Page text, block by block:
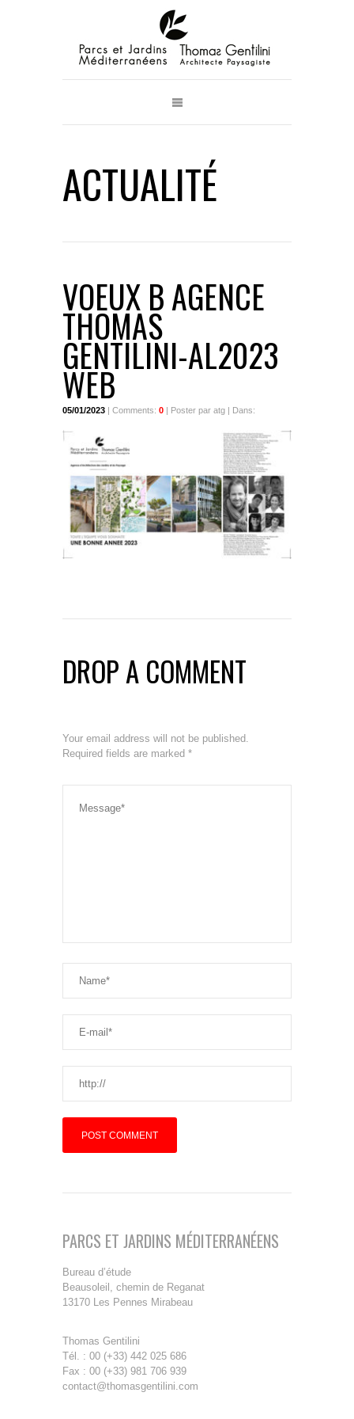
ACTUALITÉ
VOEUX B AGENCE
THOMAS
GENTILINI-AL2023
WEB
05/01/2023 | Comments: 0 | Poster par atg | Dans:
DROP A COMMENT
Your email address will not be published.
Required fields are marked *
PARCS ET JARDINS MÉDITERRANÉENS
Bureau d’étude
Beausoleil, chemin de Reganat
13170 Les Pennes Mirabeau
Thomas Gentilini
Tél. : 00 (+33) 442 025 686
Fax : 00 (+33) 981 706 939
contact@thomasgentilini.com